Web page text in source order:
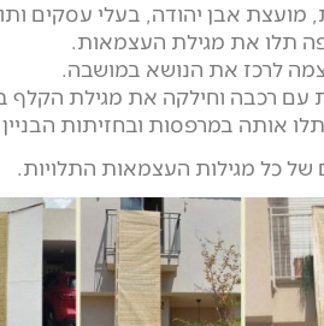
תלו את מגילת העצמאות.
לרכז את הנושא במושבה.
אותה במרפסות ובחזיתות הבניין ,
של כל מגילות העצמאות התלויות.